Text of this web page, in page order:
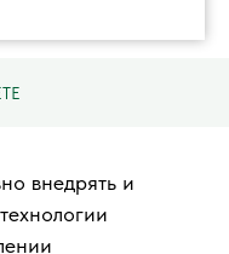
внедрять и